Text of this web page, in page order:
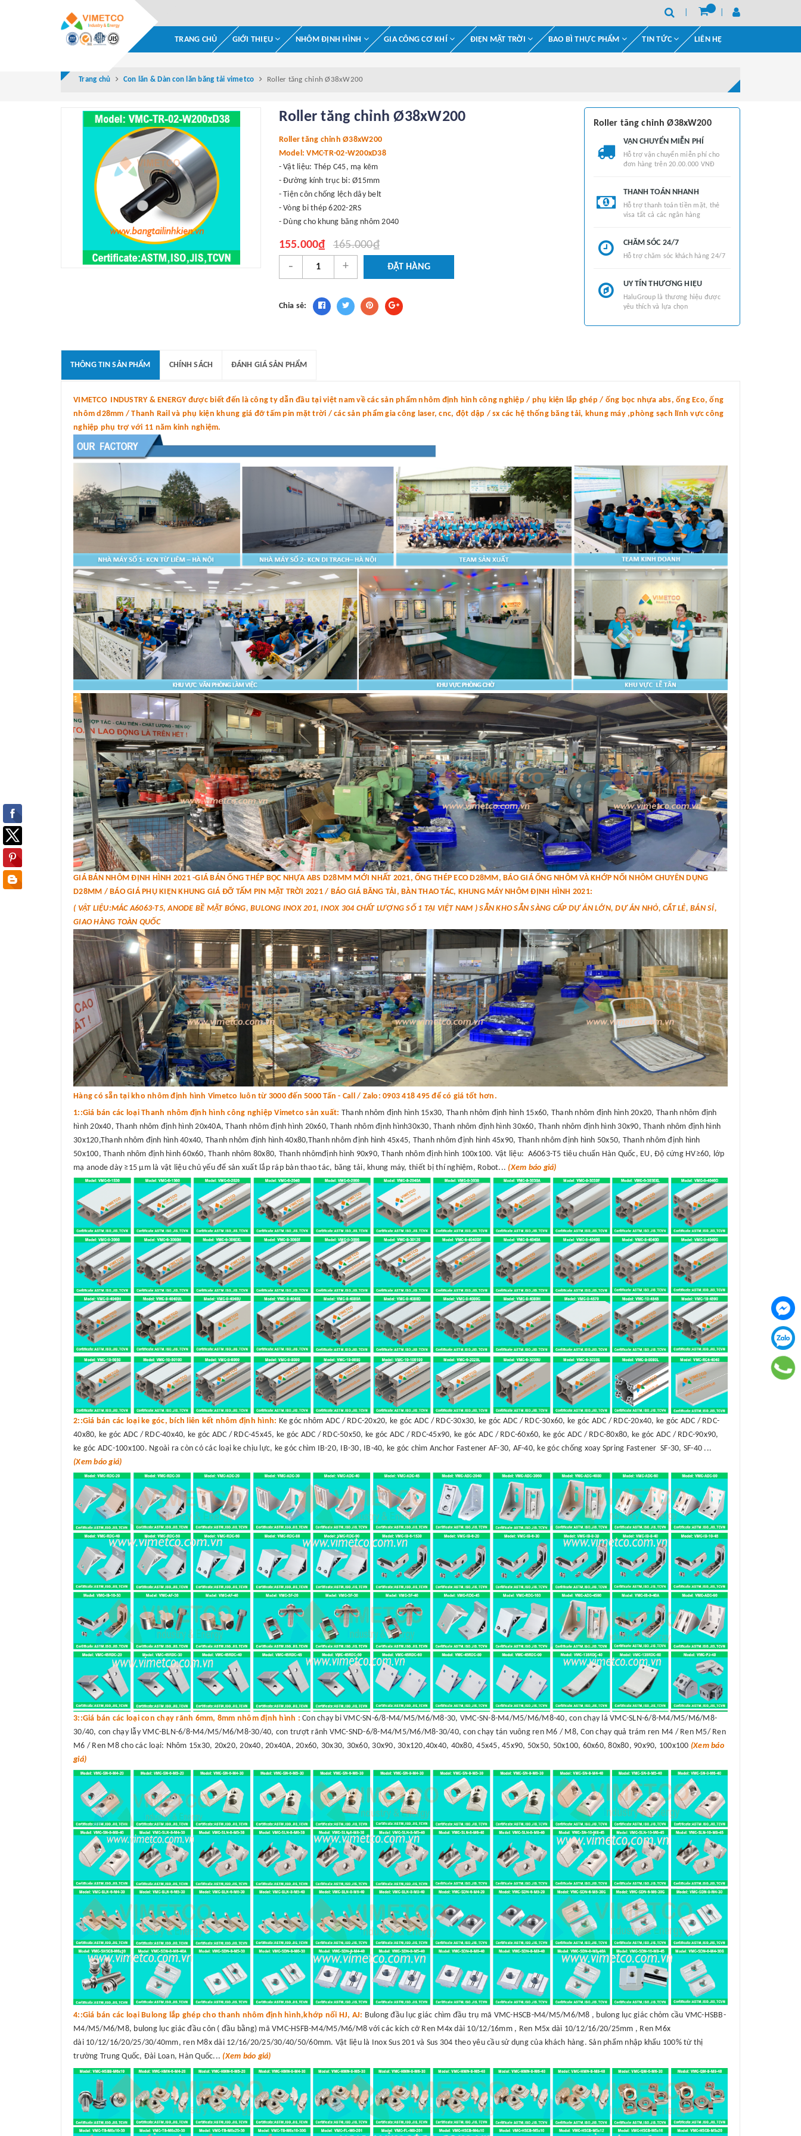
TRANG CHỦ GIỚI THIỆU NHÔM ĐỊNH HÌNH GIA CÔNG CƠ KHÍ ĐIỆN MẶT TRỜI BAO BÌ THỰC PHẨM TIN TỨC LIÊN HỆ
Trang chủ Con lăn & Dàn con lăn băng tải vimetco Roller tăng chỉnh Ø38xW200
Roller tăng chỉnh Ø38xW200
Roller tăng chỉnh Ø38xW200
Model: VMC-TR-02-W200xD38
- Vật liệu: Thép C45, mạ kẽm
- Đường kính trục bi: Ø15mm
- Tiện côn chống lệch dây belt
- Vòng bi thép 6202-2RS
- Dùng cho khung băng nhôm 2040
155.000₫ 165.000₫
- + ĐẶT HÀNG
Chia sẻ:
Roller tăng chỉnh Ø38xW200
VẬN CHUYỂN MIỄN PHÍ
Hỗ trợ vận chuyển miễn phí cho
đơn hàng trên 20.00.000 VNĐ
THANH TOÁN NHANH
Hỗ trợ thanh toán tiền mặt, thẻ
visa tất cả các ngân hàng
CHĂM SÓC 24/7
Hỗ trợ chăm sóc khách hàng 24/7
UY TÍN THƯƠNG HIỆU
HaluGroup là thương hiệu được
yêu thích và lựa chọn
THÔNG TIN SẢN PHẨM CHÍNH SÁCH ĐÁNH GIÁ SẢN PHẨM
VIMETCO INDUSTRY & ENERGY được biết đến là công ty dẫn đầu tại việt nam về các sản phẩm nhôm định hình công nghiệp / phụ kiện lắp ghép / ống bọc nhựa abs, ống Eco, ống
nhôm d28mm / Thanh Rail và phụ kiện khung giá đỡ tấm pin mặt trời / các sản phẩm gia công laser, cnc, đột dập / sx các hệ thống băng tải, khung máy ,phòng sạch lĩnh vực công
nghiệp phụ trợ với 11 năm kinh nghiệm.
GIÁ BÁN NHÔM ĐỊNH HÌNH 2021 -GIÁ BÁN ỐNG THÉP BỌC NHỰA ABS D28MM MỚI NHẤT 2021, ỐNG THÉP ECO D28MM, BÁO GIÁ ỐNG NHÔM VÀ KHỚP NỐI NHÔM CHUYÊN DỤNG
D28MM / BÁO GIÁ PHỤ KIỆN KHUNG GIÁ ĐỠ TẤM PIN MẶT TRỜI 2021 / BÁO GIÁ BĂNG TẢI, BÀN THAO TÁC, KHUNG MÁY NHÔM ĐỊNH HÌNH 2021:
( VẬT LIỆU:MÁC A6063-T5, ANODE BỀ MẶT BÓNG, BULONG INOX 201, INOX 304 CHẤT LƯỢNG SỐ 1 TẠI VIỆT NAM ) SẴN KHO SẴN SÀNG CẤP DỰ ÁN LỚN, DỰ ÁN NHỎ, CẮT LẺ, BÁN SỈ,
GIAO HÀNG TOÀN QUỐC
Hàng có sẵn tại kho nhôm định hình Vimetco luôn từ 3000 đến 5000 Tấn - Call / Zalo: 0903 418 495 để có giá tốt hơn.
1::Giá bán các loại Thanh nhôm định hình công nghiệp Vimetco sản xuất: Thanh nhôm định hình 15x30, Thanh nhôm định hình 15x60, Thanh nhôm định hình 20x20, Thanh nhôm định
hình 20x40, Thanh nhôm định hình 20x40A, Thanh nhôm định hình 20x60, Thanh nhôm định hình30x30, Thanh nhôm định hình 30x60, Thanh nhôm định hình 30x90, Thanh nhôm định hình
30x120,Thanh nhôm định hình 40x40, Thanh nhôm định hình 40x80,Thanh nhôm định hình 45x45, Thanh nhôm định hình 45x90, Thanh nhôm định hình 50x50, Thanh nhôm định hình
50x100, Thanh nhôm định hình 60x60, Thanh nhôm 80x80, Thanh nhômđịnh hình 90x90, Thanh nhôm định hình 100x100. Vật liệu: A6063-T5 tiêu chuẩn Hàn Quốc, EU, Độ cứng HV≥60, lớp
mạ anode dày ≥15 μm là vật liệu chủ yếu để sản xuất lắp ráp bàn thao tác, băng tải, khung máy, thiết bị thí nghiệm, Robot... (Xem báo giá)
2::Giá bán các loại ke góc, bích liên kết nhôm định hình: Ke góc nhôm ADC / RDC-20x20, ke góc ADC / RDC-30x30, ke góc ADC / RDC-30x60, ke góc ADC / RDC-20x40, ke góc ADC / RDC-
40x80, ke góc ADC / RDC-40x40, ke góc ADC / RDC-45x45, ke góc ADC / RDC-50x50, ke góc ADC / RDC-45x90, ke góc ADC / RDC-60x60, ke góc ADC / RDC-80x80, ke góc ADC / RDC-90x90,
ke góc ADC-100x100. Ngoài ra còn có các loại ke chịu lực, ke góc chìm IB-20, IB-30, IB-40, ke góc chìm Anchor Fastener AF-30, AF-40, ke góc chống xoay Spring Fastener SF-30, SF-40 ...
(Xem báo giá)
3::Giá bán các loại con chạy rãnh 6mm, 8mm nhôm định hình : Con chạy bi VMC-SN-6/8-M4/M5/M6/M8-30, VMC-SN-8-M4/M5/M6/M8-40, con chạy lá VMC-SLN-6/8-M4/M5/M6/M8-
30/40, con chạy lẫy VMC-BLN-6/8-M4/M5/M6/M8-30/40, con trượt rãnh VMC-SND-6/8-M4/M5/M6/M8-30/40, con chạy tán vuông ren M6 / M8, Con chạy quả trám ren M4 / Ren M5/ Ren
M6 / Ren M8 cho các loại: Nhôm 15x30, 20x20, 20x40, 20x40A, 20x60, 30x30, 30x60, 30x90, 30x120,40x40, 40x80, 45x45, 45x90, 50x50, 50x100, 60x60, 80x80, 90x90, 100x100 (Xem báo
giá)
4::Giá bán các loại Bulong lắp ghép cho thanh nhôm định hình,khớp nối HJ, AJ: Bulong đầu lục giác chìm đầu trụ mã VMC-HSCB-M4/M5/M6/M8 , bulong lục giác chỏm cầu VMC-HSBB-
M4/M5/M6/M8, bulong lục giác đầu côn ( đầu bằng) mã VMC-HSFB-M4/M5/M6/M8 với các kích cỡ Ren M4x dài 10/12/16mm , Ren M5x dài 10/12/16/20/25mm , Ren M6x
dài 10/12/16/20/25/30/40mm, ren M8x dài 12/16/20/25/30/40/50/60mm. Vật liệu là Inox Sus 201 và Sus 304 theo yêu cầu sử dụng của khách hàng. Sản phẩm nhập khẩu 100% từ thị
trường Trung Quốc, Đài Loan, Hàn Quốc... (Xem báo giá)